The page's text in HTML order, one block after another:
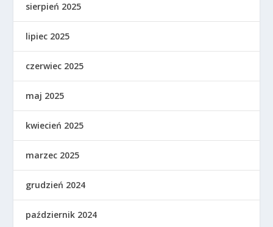
sierpień 2025
lipiec 2025
czerwiec 2025
maj 2025
kwiecień 2025
marzec 2025
grudzień 2024
październik 2024